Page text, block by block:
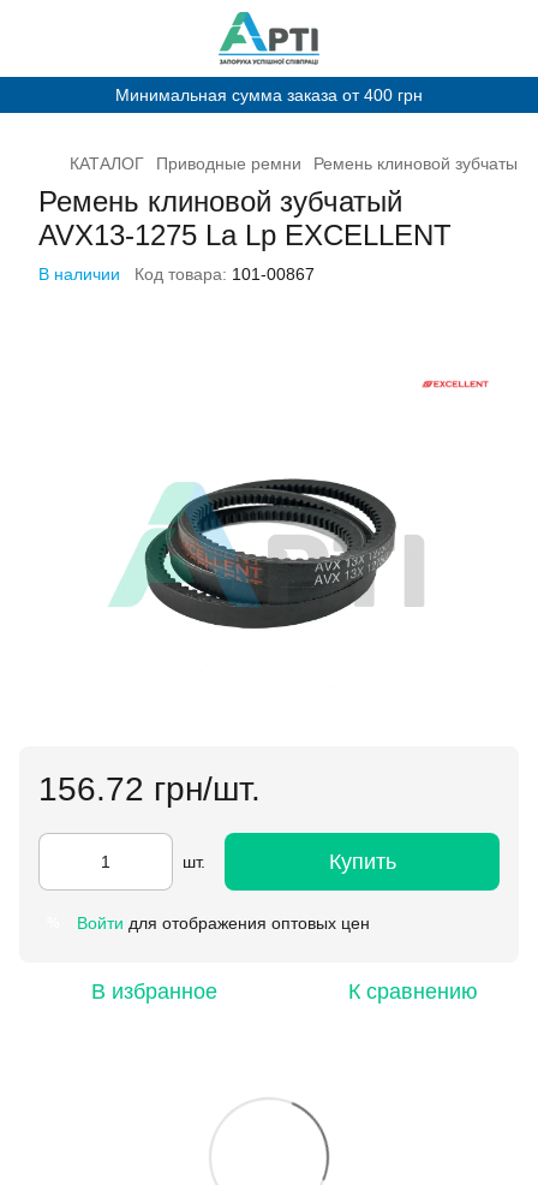
Минимальная сумма заказа от 400 грн
КАТАЛОГ Приводные ремни Ремень клиновой зубчатый
Ремень клиновой зубчатый
AVX13-1275 La Lp EXCELLENT
В наличии Код товара: 101-00867
156.72 грн/шт.
шт. Купить
Войти для отображения оптовых цен
В избранное К сравнению